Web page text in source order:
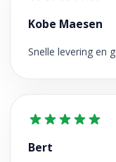
Kobe Maesen
Snelle levering en
Bert